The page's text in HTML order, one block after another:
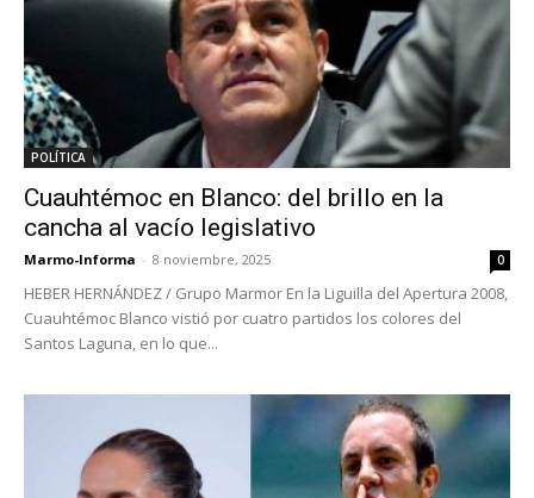
POLÍTICA
Cuauhtémoc en Blanco: del brillo en la
cancha al vacío legislativo
Marmo-Informa - 8 noviembre, 2025 0
HEBER HERNÁNDEZ / Grupo Marmor En la Liguilla del Apertura 2008,
Cuauhtémoc Blanco vistió por cuatro partidos los colores del
Santos Laguna, en lo que...